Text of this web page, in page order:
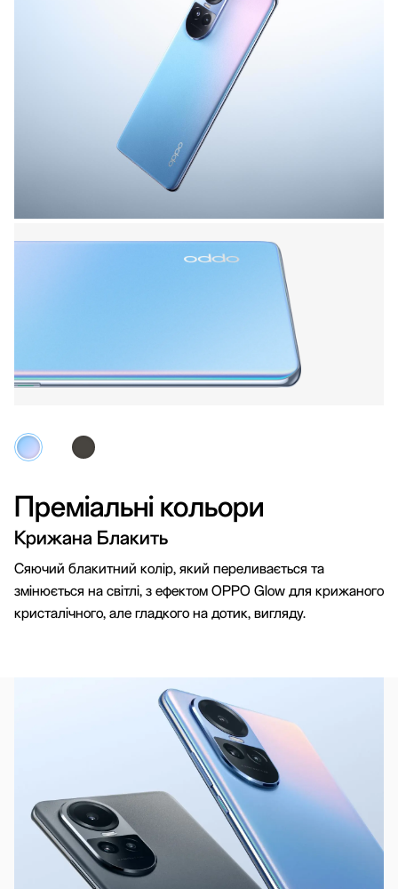
Преміальні кольори
Крижана Блакить
Сяючий блакитний колір, який переливається та
змінюється на світлі, з ефектом OPPO Glow для крижаного
кристалічного, але гладкого на дотик, вигляду.
створений для комфорту
3D вигнутий дизайн
Приємні на дотик криволінійні 3D-обкладинки